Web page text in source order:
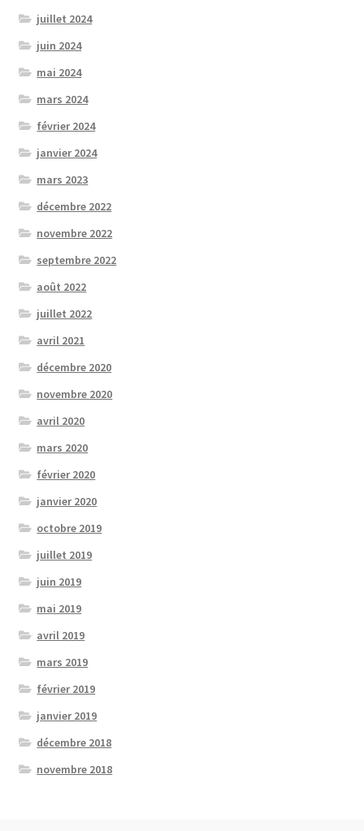
juillet 2024
juin 2024
mai 2024
mars 2024
février 2024
janvier 2024
mars 2023
décembre 2022
novembre 2022
septembre 2022
août 2022
juillet 2022
avril 2021
décembre 2020
novembre 2020
avril 2020
mars 2020
février 2020
janvier 2020
octobre 2019
juillet 2019
juin 2019
mai 2019
avril 2019
mars 2019
février 2019
janvier 2019
décembre 2018
novembre 2018